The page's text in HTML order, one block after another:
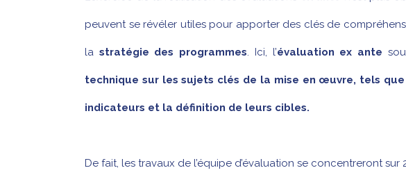
peuvent se révéler utiles pour apporter des clés de
la stratégie des programmes. Ici, l’évaluation ex ante
technique sur les sujets clés de la mise en œuvre, tels
indicateurs et la définition de leurs cibles.
De fait, les travaux de l’équipe d’évaluation se concentreront sur